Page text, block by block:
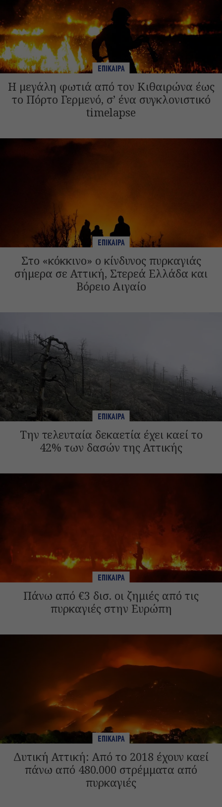
ΕΠΙΚΑΙΡΑ
Η μεγάλη φωτιά από τον Κιθαιρώνα έως
το Πόρτο Γερμενό, σ’ ένα συγκλονιστικό
timelapse
ΕΠΙΚΑΙΡΑ
Στο «κόκκινο» ο κίνδυνος πυρκαγιάς
σήμερα σε Αττική, Στερεά Ελλάδα και
Βόρειο Αιγαίο
ΕΠΙΚΑΙΡΑ
Την τελευταία δεκαετία έχει καεί το
42% των δασών της Αττικής
ΕΠΙΚΑΙΡΑ
Πάνω από €3 δισ. οι ζημιές από τις
πυρκαγιές στην Ευρώπη
ΕΠΙΚΑΙΡΑ
Δυτική Αττική: Από το 2018 έχουν καεί
πάνω από 480.000 στρέμματα από
πυρκαγιές